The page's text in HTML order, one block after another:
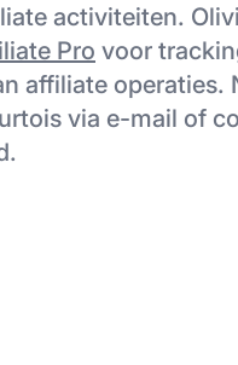
activiteiten.
Pro voor
affiliate operaties.
via e-mail of